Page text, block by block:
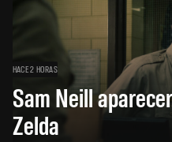
HACE 2 HORAS
Sam Neill
Zelda